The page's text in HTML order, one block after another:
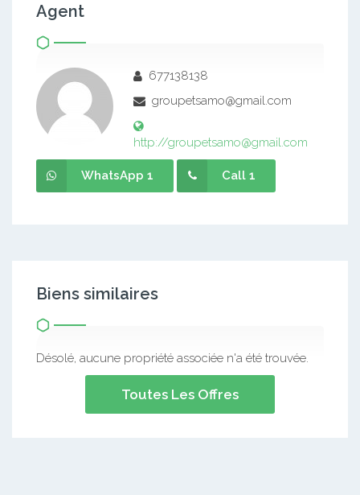
Agent
677138138
groupetsamo@gmail.com
http://groupetsamo@gmail.com
WhatsApp 1 Call 1
Biens similaires
Désolé, aucune propriété associée n'a été trouvée.
Toutes Les Offres